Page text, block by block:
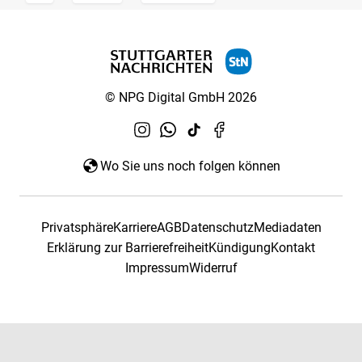
© NPG Digital GmbH 2026
Wo Sie uns noch folgen können
PrivatsphäreKarriereAGBDatenschutzMediadaten
Erklärung zur BarrierefreiheitKündigungKontakt
ImpressumWiderruf